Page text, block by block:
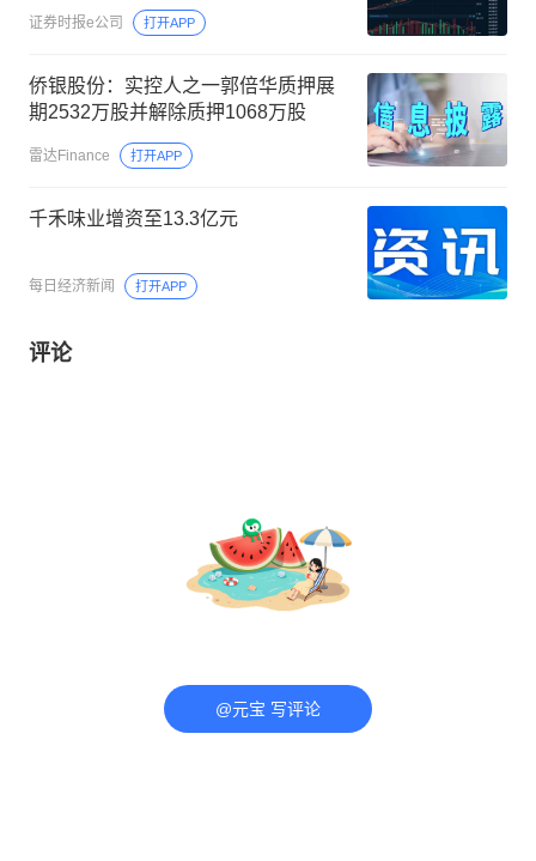
证券时报e公司 打开APP
侨银股份：实控人之一郭倍华质押展
期2532万股并解除质押1068万股
雷达Finance 打开APP
千禾味业增资至13.3亿元
每日经济新闻 打开APP
评论
@元宝 写评论